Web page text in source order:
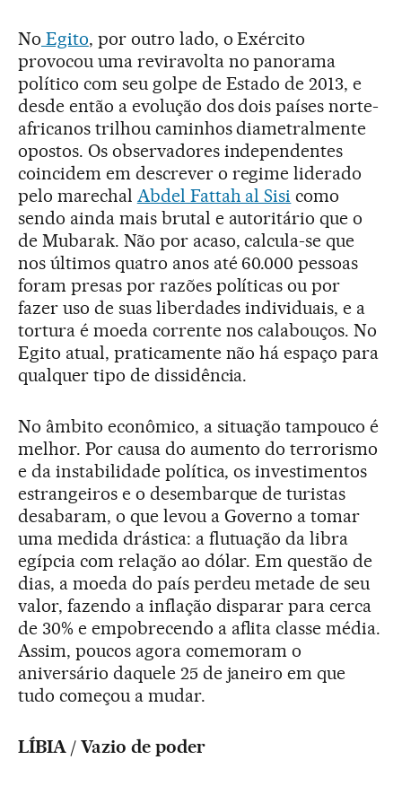
No Egito, por outro lado, o Exército
provocou uma reviravolta no panorama
político com seu golpe de Estado de 2013, e
desde então a evolução dos dois países norte-
africanos trilhou caminhos diametralmente
opostos. Os observadores independentes
coincidem em descrever o regime liderado
pelo marechal Abdel Fattah al Sisi como
sendo ainda mais brutal e autoritário que o
de Mubarak. Não por acaso, calcula-se que
nos últimos quatro anos até 60.000 pessoas
foram presas por razões políticas ou por
fazer uso de suas liberdades individuais, e a
tortura é moeda corrente nos calabouços. No
Egito atual, praticamente não há espaço para
qualquer tipo de dissidência.
No âmbito econômico, a situação tampouco é
melhor. Por causa do aumento do terrorismo
e da instabilidade política, os investimentos
estrangeiros e o desembarque de turistas
desabaram, o que levou a Governo a tomar
uma medida drástica: a flutuação da libra
egípcia com relação ao dólar. Em questão de
dias, a moeda do país perdeu metade de seu
valor, fazendo a inflação disparar para cerca
de 30% e empobrecendo a aflita classe média.
Assim, poucos agora comemoram o
aniversário daquele 25 de janeiro em que
tudo começou a mudar.
LÍBIA / Vazio de poder